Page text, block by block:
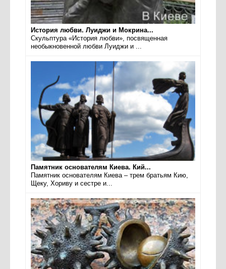
История любви. Луиджи и Мокрина...
Скульптура «История любви», посвященная
необыкновенной любви Луиджи и ...
Памятник основателям Киева. Кий...
Памятник основателям Киева – трем братьям Кию,
Щеку, Хориву и сестре и...